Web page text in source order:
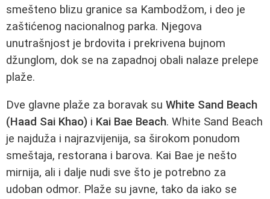
smešteno blizu granice sa Kambodžom, i deo je
zaštićenog nacionalnog parka. Njegova
unutrašnjost je brdovita i prekrivena bujnom
džunglom, dok se na zapadnoj obali nalaze prelepe
plaže.
Dve glavne plaže za boravak su White Sand Beach
(Haad Sai Khao) i Kai Bae Beach. White Sand Beach
je najduža i najrazvijenija, sa širokom ponudom
smeštaja, restorana i barova. Kai Bae je nešto
mirnija, ali i dalje nudi sve što je potrebno za
udoban odmor. Plaže su javne, tako da iako se